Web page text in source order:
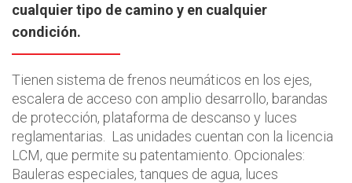
cualquier tipo de camino y en cualquier
condición.
Tienen sistema de frenos neumáticos en los ejes,
escalera de acceso con amplio desarrollo, barandas
de protección, plataforma de descanso y luces
reglamentarias. Las unidades cuentan con la licencia
LCM, que permite su patentamiento. Opcionales:
Bauleras especiales, tanques de agua, luces